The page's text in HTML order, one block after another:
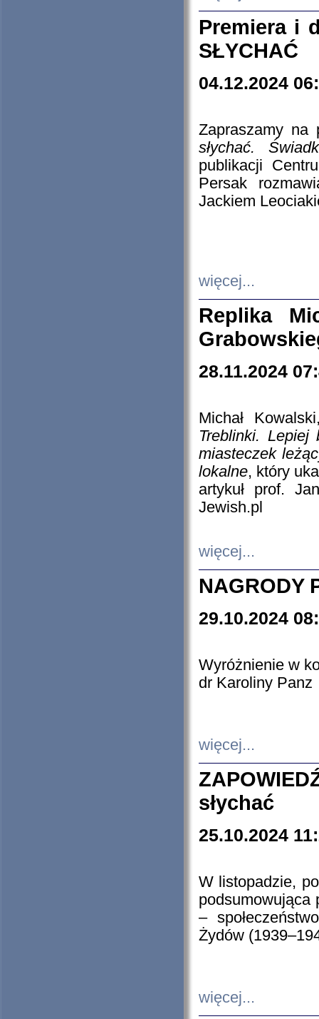
Premiera i
SŁYCHAĆ
04.12.2024
Zapraszamy
słychać.
publikacji
Persak
Jackiem
więcej...
Replika
28.11.2024
Michał
Treblinki. Lepiej
miasteczek
lokalne, który
artykuł prof.
Jewish.pl
więcej...
NAGRODY
29.10.2024
Wyróżnienie w
dr Karoliny Panz
więcej...
słychać
25.10.2024
W listopadzie,
podsumowująca
–
Żydów
więcej...